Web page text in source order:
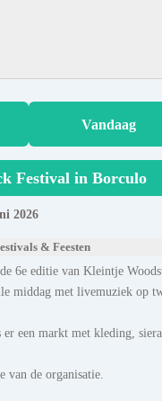
Vandaag
Festival in Borculo
2026
& Feesten
6e editie van Kleintje
middag met livemuziek op
er een markt met kleding,
van de organisatie.